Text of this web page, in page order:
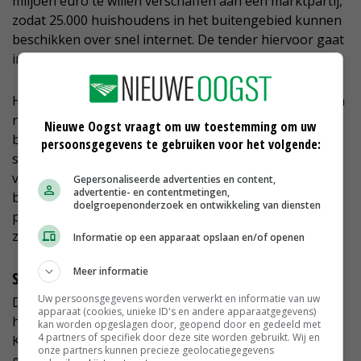
zodat 25.000 huishoudens in het buitengebied kunnen
beschikken over snel internet. De tender hiervoor gaat
in mei open.
Het bestuur van DFMopGlas vindt dat provincie Fryslân
niets te verwijten valt dat snel internet in het
buitengebied moeilijk van de grond komt. De provincie
steekt haar nek ervoor uit, vindt het. 'De provincie is
van goede wil. Onder druk van KPN en Ziggo die niet
bereid zijn om glasvezel in dit gebied aan te leggen,
pleegde ze bijna politieke zelfmoord. Het is logisch dat
ze ieder risico wil uit sluiten', stelt Rombout.
Schop in de grond
De stichting hoopt dan ook dat de provincie
halverwege dit jaar in zee gaat met marktpartij
Kabelnoord, waarna de schop snel de grond in kan
Nieuwe Oogst vraagt om uw toestemming om uw
persoonsgegevens te gebruiken voor het volgende:
Gepersonaliseerde advertenties en content,
advertentie- en contentmetingen,
doelgroepenonderzoek en ontwikkeling van diensten
Informatie op een apparaat opslaan en/of openen
Meer informatie
Uw persoonsgegevens worden verwerkt en informatie van uw
apparaat (cookies, unieke ID's en andere apparaatgegevens)
kan worden opgeslagen door, geopend door en gedeeld met
4 partners of specifiek door deze site worden gebruikt. Wij en
onze partners kunnen precieze geolocatiegegevens